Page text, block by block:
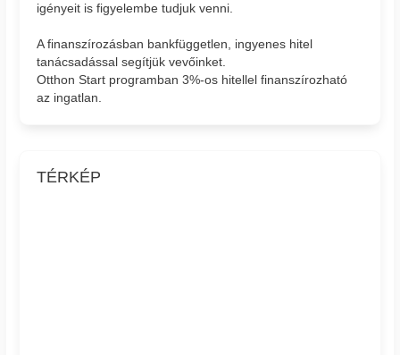
igényeit is figyelembe tudjuk venni.
A finanszírozásban bankfüggetlen, ingyenes hitel
tanácsadással segítjük vevőinket.
Otthon Start programban 3%-os hitellel finanszírozható
az ingatlan.
TÉRKÉP